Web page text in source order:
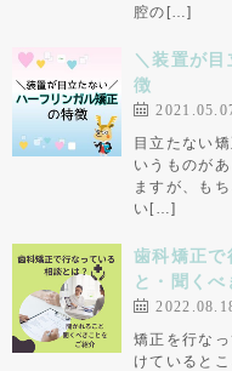
腔の[…]
＼装置が
徴
目立たない
いうものが
ますが、も
い[…]
歯科矯正で
と・聞く
矯正を行な
けていると